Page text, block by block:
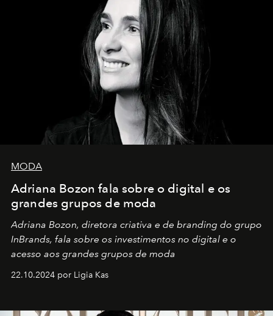
MODA
Adriana Bozon fala sobre o digital e os
grandes grupos de moda
Adriana Bozon, diretora criativa e de branding do grupo
InBrands, fala sobre os investimentos no digital e o
acesso aos grandes grupos de moda
22.10.2024 por Ligia Kas